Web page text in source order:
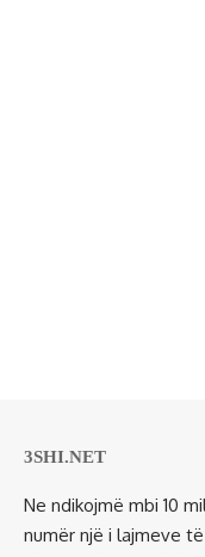
3SHI.NET
Ne ndikojmë mbi 10
numër një i lajmeve